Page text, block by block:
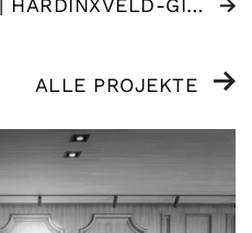
VAN LEEUWEN OPTIK | HARDINXVELD-GIESSENDAM (NL)
ALLE PROJEKTE